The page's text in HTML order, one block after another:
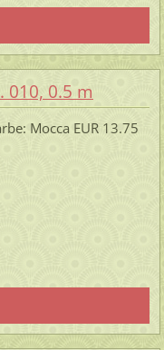
010, 0.5 m
Mocca EUR 13.75